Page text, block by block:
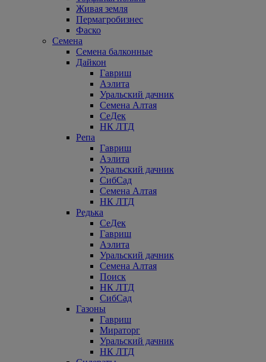
Живая земля
Пермагробизнес
Фаско
Семена
Семена балконные
Дайкон
Гавриш
Аэлита
Уральский дачник
Семена Алтая
СеДек
НК ЛТД
Репа
Гавриш
Аэлита
Уральский дачник
СибСад
Семена Алтая
НК ЛТД
Редька
СеДек
Гавриш
Аэлита
Уральский дачник
Семена Алтая
Поиск
НК ЛТД
СибСад
Газоны
Гавриш
Мираторг
Уральский дачник
НК ЛТД